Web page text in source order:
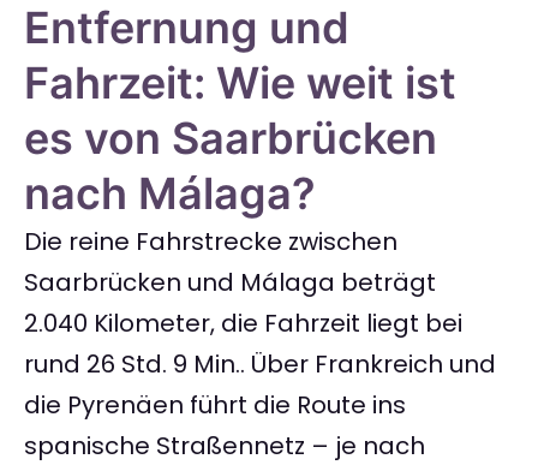
Entfernung und
Fahrzeit: Wie weit ist
es von Saarbrücken
nach Málaga?
Die reine Fahrstrecke zwischen
Saarbrücken und Málaga beträgt
2.040 Kilometer, die Fahrzeit liegt bei
rund 26 Std. 9 Min.. Über Frankreich und
die Pyrenäen führt die Route ins
spanische Straßennetz – je nach